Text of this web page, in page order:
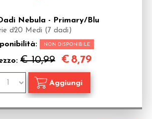
Nebula - Primary/Blu
d20 Medi (7 dadi)
NON DISPONIBILE
€ 10,99 € 8,79